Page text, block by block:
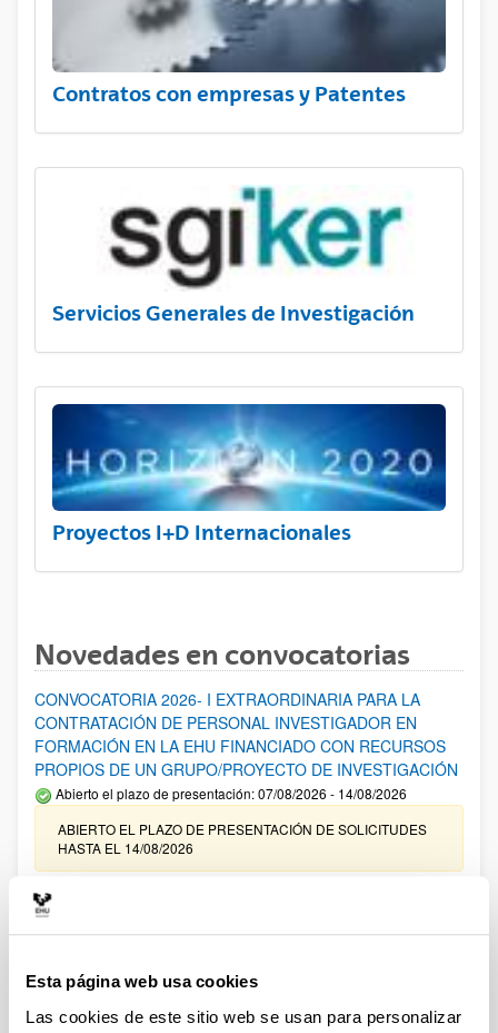
Esta página web usa cookies
Las cookies de este sitio web se usan para personalizar
Contratos con empresas y Patentes
Servicios Generales de Investigación
Proyectos I+D Internacionales
Novedades en convocatorias
CONVOCATORIA 2026- I EXTRAORDINARIA PARA LA
CONTRATACIÓN DE PERSONAL INVESTIGADOR EN
FORMACIÓN EN LA EHU FINANCIADO CON RECURSOS
PROPIOS DE UN GRUPO/PROYECTO DE INVESTIGACIÓN
Abierto el plazo de presentación: 07/08/2026 - 14/08/2026
ABIERTO EL PLAZO DE PRESENTACIÓN DE SOLICITUDES
HASTA EL 14/08/2026
Ayudas para financiación de la adquisición y renovación de
infraestructura científica y fondos bibliográficos en la
Trámite abierto
25/03/2026: Corrección de errores del listado provisional de
solicitudes admitidas y excluidas. 23/03/2026: Relación